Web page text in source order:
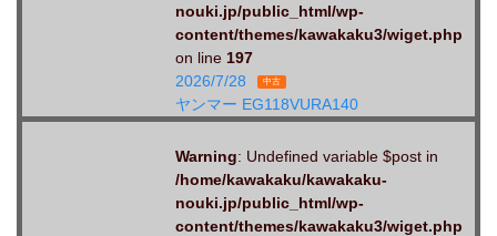
nouki.jp/public_html/wp-
content/themes/kawakaku3/wiget.php
on line 197
2026/7/28
中古
ヤンマー EG118VURA140
Warning: Undefined variable $post in
/home/kawakaku/kawakaku-
nouki.jp/public_html/wp-
content/themes/kawakaku3/wiget.php